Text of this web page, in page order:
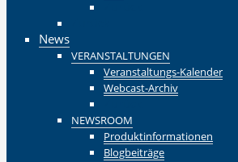
News
VERANSTALTUNGEN
Veranstaltungs-Kalender
Webcast-Archiv
NEWSROOM
Produktinformationen
Blogbeiträge